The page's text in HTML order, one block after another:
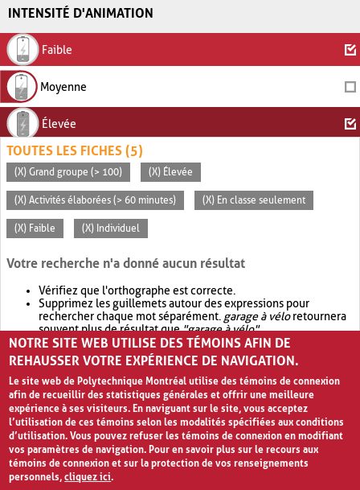
INTENSITÉ D'ANIMATION
Faible
Moyenne
Élevée
TOUTES LES FICHES (5)
(X) Grand groupe (> 100) (X) Élevée
(X) Activités élaborées (> 60 minutes) (X) En classe seulement
(X) Faible (X) Individuel
Votre recherche n'a donné aucun résultat
Vérifiez que l'orthographe est correcte.
Supprimez les guillemets autour des expressions pour
rechercher chaque mot séparément. garage à véloretournera
souvent plus de résultat que"garage à vélo".
Envisagez d'élargir votre recherche avec OR.garage OR vélo
retournera souvent plus de résultat quegarage à vélo
NOTRE SITE WEB UTILISE DES TÉMOINS AFIN DE
REHAUSSER VOTRE EXPÉRIENCE DE NAVIGATION.
Le site web de Polytechnique Montréal utilise des témoins de connexion
afin de recueillir des statistiques générales et offrir une meilleure
expérience à ses visiteurs. En naviguant sur le site, vous acceptez
l’utilisation de ces témoins selon les modalités spécifiées aux conditions
d’utilisation. Vous pouvez refuser les témoins de connexion en modifiant
vos paramètres de navigation. Pour en savoir plus sur le recours aux
témoins de connexion et sur la protection de vos renseignements
personnels,cliquez ici.